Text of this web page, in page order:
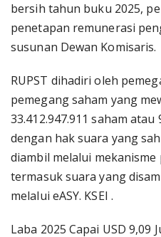
bersih tahun buku 2025,
penetapan remunerasi
susunan Dewan Komisaris.
RUPST dihadiri oleh
pemegang saham yang
33.412.947.911 saham
dengan hak suara yang
diambil melalui
termasuk suara yang
melalui eASY. KSEI .
Laba 2025 Capai USD 9,09